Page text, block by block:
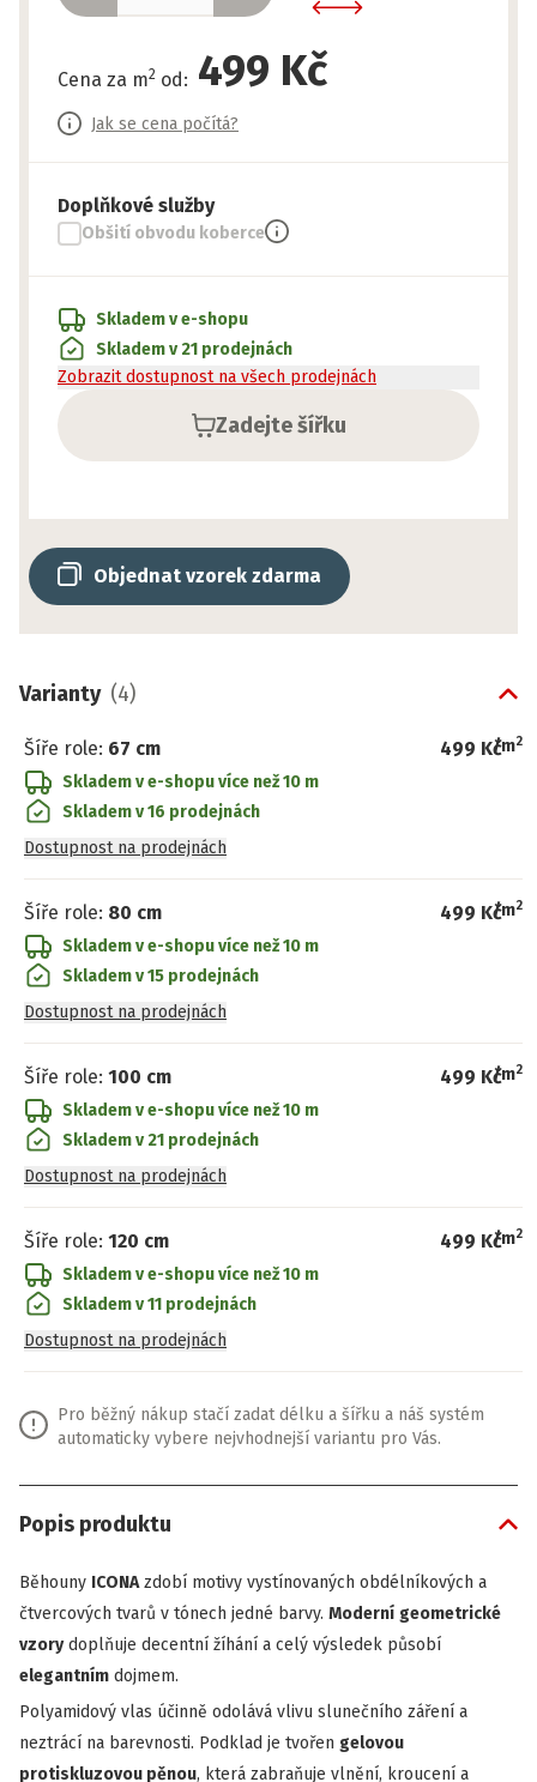
Cena za m2 od: 499 Kč
Jak se cena počítá?
Doplňkové služby
Obšití obvodu koberce
Zadejte šířku
Skladem v e-shopu
Skladem v 21 prodejnách
Zobrazit dostupnost na všech prodejnách
Objednat vzorek zdarma
Varianty (4)
Šíře role: 67 cm 499 Kč
/m2
Skladem v e-shopuvíce než 10 m
Skladem v 16 prodejnách
Dostupnost na prodejnách
Šíře role: 80 cm 499 Kč
/m2
Skladem v e-shopuvíce než 10 m
Skladem v 15 prodejnách
Dostupnost na prodejnách
Šíře role: 100 cm 499 Kč
/m2
Skladem v e-shopuvíce než 10 m
Skladem v 21 prodejnách
Dostupnost na prodejnách
Šíře role: 120 cm 499 Kč
/m2
Skladem v e-shopuvíce než 10 m
Skladem v 11 prodejnách
Dostupnost na prodejnách
Pro běžný nákup stačí zadat délku a šířku a náš systém
automaticky vybere nejvhodnejší variantu pro Vás.
Popis produktu
Běhouny ICONAzdobí motivy vystínovaných obdélníkových a
čtvercových tvarů v tónech jedné barvy. Moderní geometrické
vzorydoplňuje decentní žíhání a celý výsledek působí
elegantním dojmem.
Polyamidový vlas účinně odolává vlivu slunečního záření a
neztrácí na barevnosti. Podklad je tvořen gelovou
protiskluzovou pěnou, která zabraňuje vlnění, kroucení a